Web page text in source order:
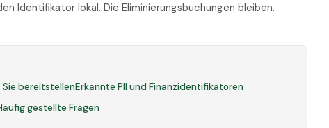
Identifikator lokal. Die Eliminierungsbuchungen bleiben.
Sie bereitstellenErkannte PII und Finanzidentifikatoren
gestellte Fragen